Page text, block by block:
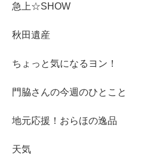
急上☆SHOW
秋田遺産
ちょっと気になるヨン！
門脇さんの今週のひとこと
地元応援！おらほの逸品
天気